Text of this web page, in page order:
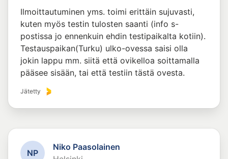
Ilmoittautuminen yms. toimi erittäin sujuvasti,
kuten myös testin tulosten saanti (info s-
postissa jo ennenkuin ehdin testipaikalta kotiin).
Testauspaikan(Turku) ulko-ovessa saisi olla
jokin lappu mm. siitä että ovikelloa soittamalla
pääsee sisään, tai että testiin tästä ovesta.
Jätetty
NP
Niko Paasolainen